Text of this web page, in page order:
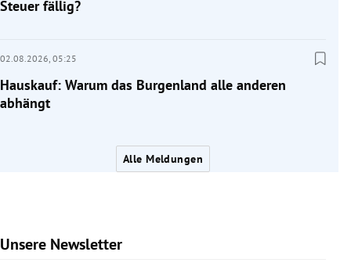
Steuer fällig?
02.08.2026, 05:25
Hauskauf: Warum das Burgenland alle anderen
abhängt
Alle Meldungen
Unsere Newsletter
Slide 1 von 9